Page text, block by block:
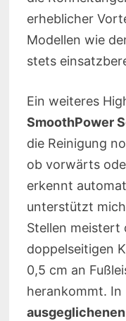
erheblicher
Modellen wie
stets
Ein weiteres
SmoothPower
die Reinigung
ob vorwärts
erkennt
unterstützt
Stellen meistert
doppelseitigen
0,5 cm an
herankommt. In
ausgeglichenen